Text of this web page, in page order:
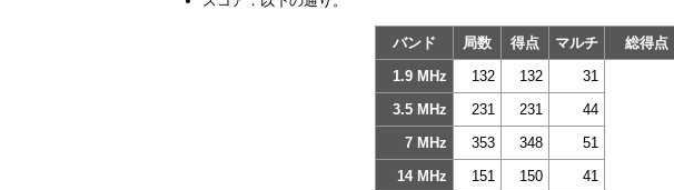
バンド 局数 得点 マルチ
総得
1.9 MHz
132 132
31
3.5 MHz
231 231
44
7 MHz
353 348
51
14 MHz
151 150
41